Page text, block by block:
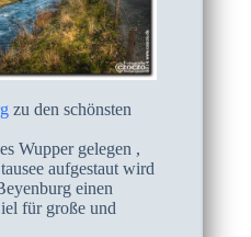
zu den schönsten
Wupper gelegen ,
aufgestaut wird
einen
für große und